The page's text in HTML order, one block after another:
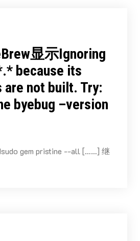
显示Ignoring
because its
are not built. Try:
byebug –version
gem pristine --all [……] 继